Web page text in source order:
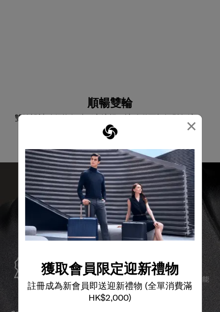
×
獲取會員限定迎新禮物
註冊成為新會員即送迎新禮物 (全單消費滿
HK$2,000)
順暢雙輪
雙輪設計確保拖行時穩定流暢，讓移動更加輕鬆舒適。
全球保修
Samsonite承諾提供全球保修服務，確保您的旅行裝備能
夠長久伴隨您身邊。
服務與維修